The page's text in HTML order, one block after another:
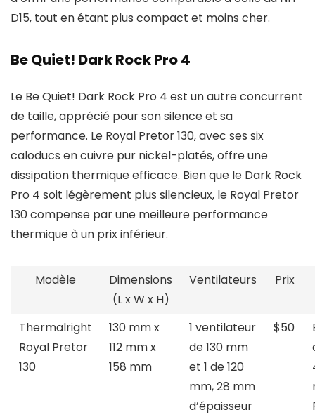
D15, tout en étant plus compact et moins cher.
Be Quiet! Dark Rock Pro 4
Le Be Quiet! Dark Rock Pro 4 est un autre concurrent
de taille, apprécié pour son silence et sa
performance. Le Royal Pretor 130, avec ses six
caloducs en cuivre pur nickel-platés, offre une
dissipation thermique efficace. Bien que le Dark Rock
Pro 4 soit légèrement plus silencieux, le Royal Pretor
130 compense par une meilleure performance
thermique à un prix inférieur.
Modèle
Dimensions
(L x W x H)
Ventilateurs Prix
Thermalright
Royal Pretor
130
130 mm x
112 mm x
158 mm
1 ventilateur
de 130 mm
et 1 de 120
mm, 28 mm
d’épaisseur
$50